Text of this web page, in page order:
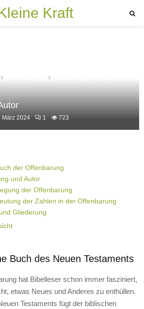
Kraft
März 2024 1 723
der Offenbarung
und Autor
der Offenbarung
der Zahlen in der Offenbarung
Gliederung
Buch des Neuen Testaments
hat Bibelleser schon immer fasziniert,
etwas Neues und Anderes zu enthüllen.
Testaments fügt der biblischen